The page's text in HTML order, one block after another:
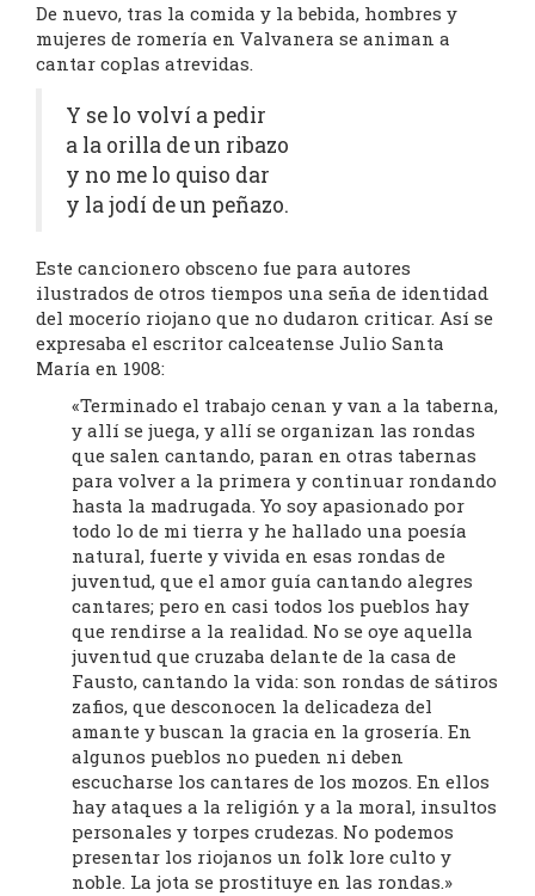
De nuevo, tras la comida y la bebida, hombres y
mujeres de romería en Valvanera se animan a
cantar coplas atrevidas.
Y se lo volví a pedir
a la orilla de un ribazo
y no me lo quiso dar
y la jodí de un peñazo.
Este cancionero obsceno fue para autores
ilustrados de otros tiempos una seña de identidad
del mocerío riojano que no dudaron criticar. Así se
expresaba el escritor calceatense Julio Santa
María en 1908:
«Terminado el trabajo cenan y van a la taberna,
y allí se juega, y allí se organizan las rondas
que salen cantando, paran en otras tabernas
para volver a la primera y continuar rondando
hasta la madrugada. Yo soy apasionado por
todo lo de mi tierra y he hallado una poesía
natural, fuerte y vivida en esas rondas de
juventud, que el amor guía cantando alegres
cantares; pero en casi todos los pueblos hay
que rendirse a la realidad. No se oye aquella
juventud que cruzaba delante de la casa de
Fausto, cantando la vida: son rondas de sátiros
zafios, que desconocen la delicadeza del
amante y buscan la gracia en la grosería. En
algunos pueblos no pueden ni deben
escucharse los cantares de los mozos. En ellos
hay ataques a la religión y a la moral, insultos
personales y torpes crudezas. No podemos
presentar los riojanos un folk lore culto y
noble. La jota se prostituye en las rondas.»